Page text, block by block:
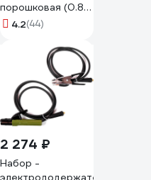
порошковая (0.8
мм; 1 кг) Elitech
4.2(44)
2 274 ₽
Набор -
электрододержатель